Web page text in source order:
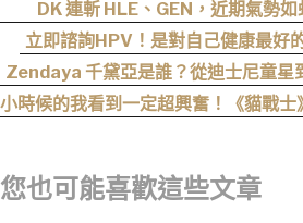
DK 連斬 HLE、GEN，近期氣勢
cvMax：多虧監督大量人身
立即諮詢HPV！是對自己健康最好
晚！
Zendaya 千黛亞是誰？從迪士尼童星
出道後幾乎沒有完
小時候的我看到一定超興奮！《貓戰士
您也可能喜歡這些文章